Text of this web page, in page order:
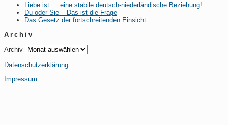
Liebe ist … eine stabile deutsch-niederländische Beziehung!
Du oder Sie – Das ist die Frage
Das Gesetz der fortschreitenden Einsicht
Archiv
Archiv
Datenschutzerklärung
Impressum